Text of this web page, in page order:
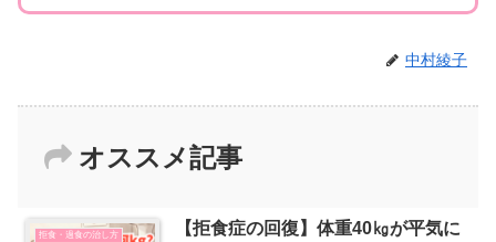
中村綾子
オススメ記事
拒食・過食の治し方
【拒食症の回復】体重40㎏が平気に